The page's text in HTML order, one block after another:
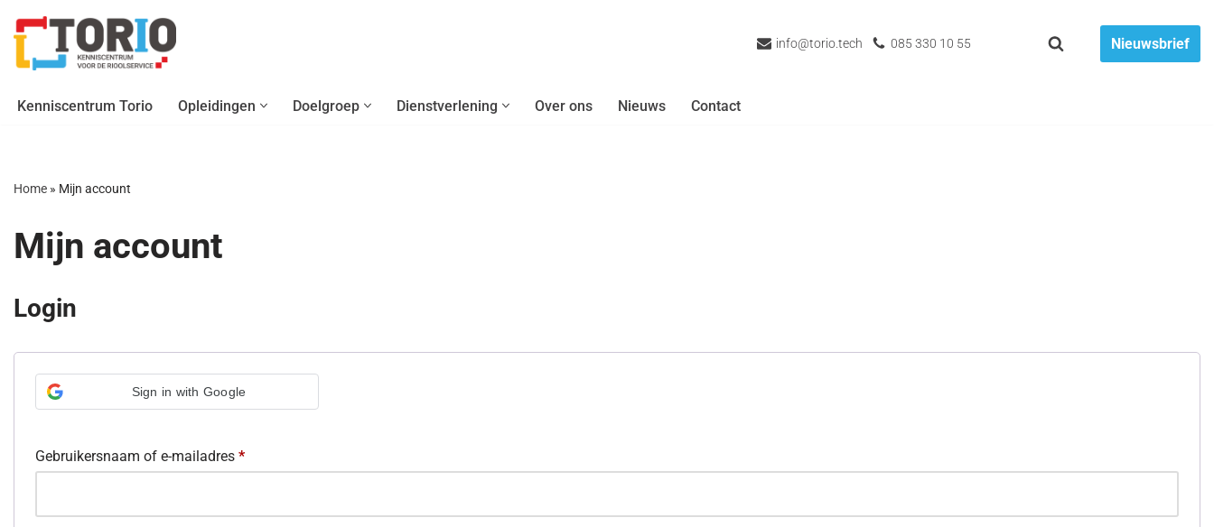
naar
de
info@torio.tech 085 330 10 55 Nieuwsbrief
Kenniscentrum Torio Opleidingen Doelgroep Dienstverlening Over ons Nieuws Contact
Home » Mijn account
Mijn account
Login
Sign in with Google
Gebruikersnaam of e-mailadres *